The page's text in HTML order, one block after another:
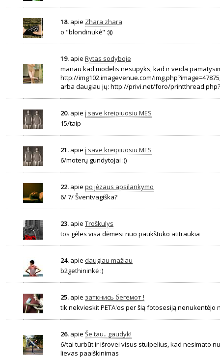
18. apie Zhara zhara
o "blondinukė" :)))
19. apie Rytas sodyboje
manau kad modelis nesupyks, kad ir veida
http://img102.imagevenue.com/
arba daugiau jų: http://privi.net/foro/
20. apie į save kreipiuosiu MES
15/taip
21. apie į save kreipiuosiu MES
6/moterų gundytojai :))
22. apie po jėzaus apsilankymo
6/ 7/ Šventvagiška?
23. apie Troškulys
tos gėles visa dėmesi nuo paukštuko atitraukia
24. apie daugiau mažiau
b2gethininkė :)
25. apie заткнись бегемот !
tik nekvieskit PETA'os per šią fotosesiją nenukentėjo
26. apie Še tau.. gaudyk!
6/tai turbūt ir išrovei visus stulpelius, kad nesimato
lievas paaiškinimas